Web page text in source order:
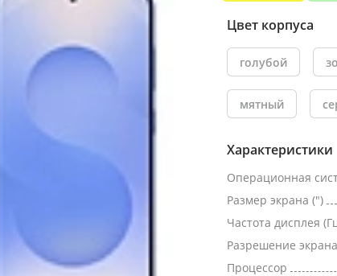
Цвет корпуса
голубой
мятный
Характеристики
Операционная
Размер экрана (")
Частота дисплея
Разрешение экрана
Процессор